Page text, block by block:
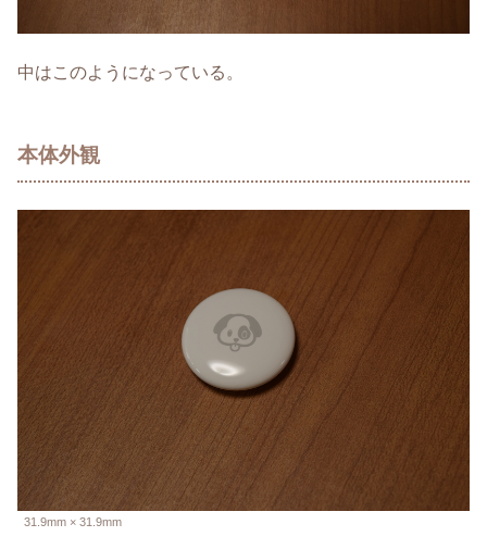
中はこのようになっている。
本体外観
31.9mm × 31.9mm